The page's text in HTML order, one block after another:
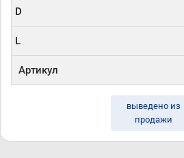
D
L
Артикул
выведено из
продажи